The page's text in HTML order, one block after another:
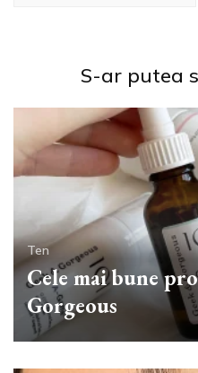
S-ar putea
Ten
Cele mai bune
Gorgeous